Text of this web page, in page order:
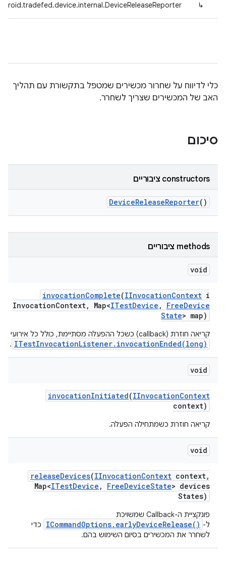
↳
כלי לדיווח על שחרור מכשירים שמטפל בתקשורת עם תהליך
האב של המכשירים שצריך לשחרר.
סיכום
‫constructors ציבוריים
DeviceReleaseReporter()
‫methods ציבוריים
void
invocationComplete(IInvocationContext i
InvocationContext, Map<ITestDevice , FreeDevice
State> map)
קריאה חוזרת (callback) כשכל ההפעלה מסתיימת, כולל כל אירועי
ITestInvocationListener.invocationEnded(long)
.
void
invocationInitiated(IInvocationContext
context)
קריאה חוזרת כשמתחילה הפעלה.
void
releaseDevices(IInvocationContext context,
Map<ITestDevice , FreeDeviceState> devices
States)
פונקציית ה-Callback שמשויכת
ל- ICommandOptions.earlyDeviceRelease()
כדי
לשחרר את המכשירים בסיום השימוש בהם.